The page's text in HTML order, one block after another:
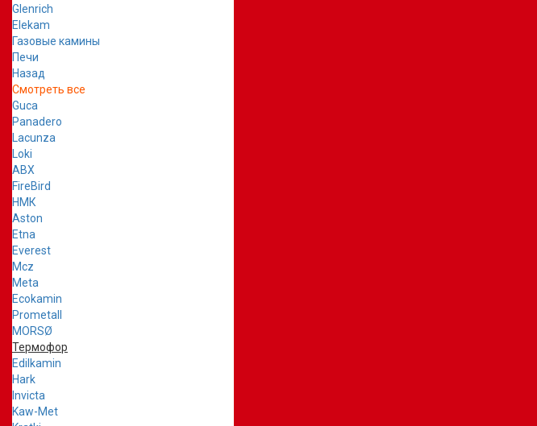
Glenrich
Elekam
Газовые камины
Печи
Назад
Смотреть все
Guca
Panadero
Lacunza
Loki
ABX
FireBird
НМК
Aston
Etna
Everest
Mcz
Meta
Ecokamin
Prometall
MORSØ
Термофор
Edilkamin
Hark
Invicta
Kaw-Met